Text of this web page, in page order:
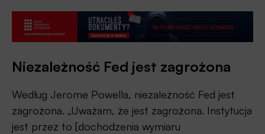
Niezależność Fed jest zagrożona
Według Jerome Powella, niezależność Fed jest
zagrożona. „Uważam, że jest zagrożona. Instytucja
jest przez to [dochodzenia wymiaru